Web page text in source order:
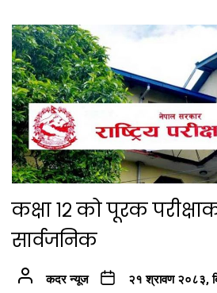
कक्षा १२ को पूरक
सार्वजनिक
कदर न्यूज २१ श्रावण २०८३,